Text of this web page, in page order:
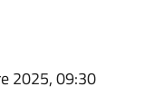
2025, 09:30